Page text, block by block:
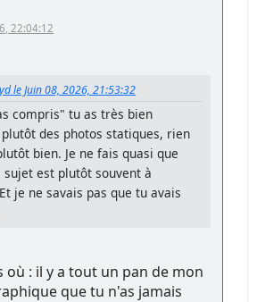
22:04:12
le Juin 08, 2026, 21:53:32
compris" tu as très bien
des photos statiques, rien
bien. Je ne fais quasi que
sujet est plutôt souvent à
je ne savais pas que tu avais
où : il y a tout un pan de mon
que tu n'as jamais